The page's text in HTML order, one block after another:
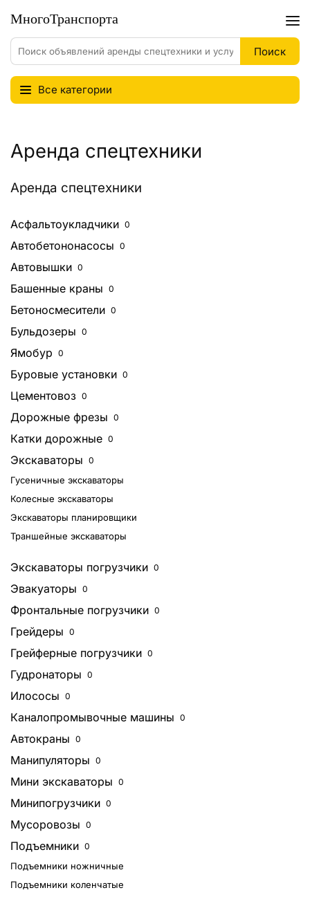
Все категории
Аренда спецтехники
Аренда спецтехники
Асфальтоукладчики 0
Автобетононасосы 0
Автовышки 0
Башенные краны 0
Бетоносмесители 0
Бульдозеры 0
Ямобур 0
Буровые установки 0
Цементовоз 0
Дорожные фрезы 0
Катки дорожные 0
Экскаваторы 0
Гусеничные экскаваторы
Колесные экскаваторы
Экскаваторы планировщики
Траншейные экскаваторы
Экскаваторы погрузчики 0
Эвакуаторы 0
Фронтальные погрузчики 0
Грейдеры 0
Грейферные погрузчики 0
Гудронаторы 0
Илососы 0
Каналопромывочные машины 0
Автокраны 0
Манипуляторы 0
Мини экскаваторы 0
Минипогрузчики 0
Мусоровозы 0
Подъемники 0
Подъемники ножничные
Подъемники коленчатые